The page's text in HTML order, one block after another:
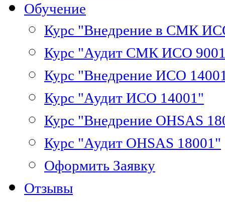
Обучение
Курс "Внедрение в СМК
Курс "Аудит СМК ИСО
Курс "Внедрение ИСО
Курс "Аудит ИСО 14001"
Курс "Внедрение OHSAS
Курс "Аудит OHSAS 18001"
Оформить Заявку
Отзывы